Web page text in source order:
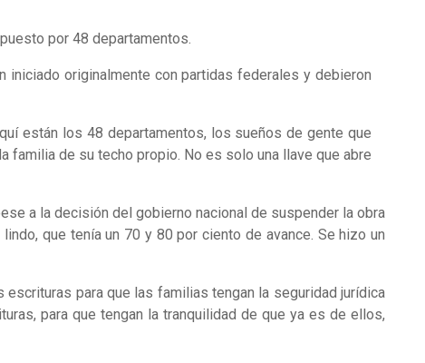
por 48 departamentos.
originalmente con partidas federales y debieron
están los 48 departamentos, los sueños de gente que
familia de su techo propio. No es solo una llave que abre
a la decisión del gobierno nacional de suspender la obra
que tenía un 70 y 80 por ciento de avance. Se hizo un
para que las familias tengan la seguridad jurídica
para que tengan la tranquilidad de que ya es de ellos,